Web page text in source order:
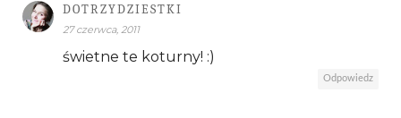
DOTRZYDZIESTKI
27 czerwca, 2011
świetne te koturny! :)
Odpowiedz